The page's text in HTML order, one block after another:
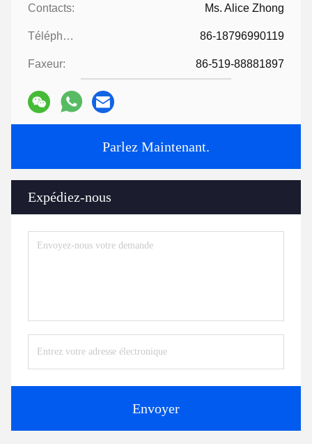
Contacts: Ms. Alice Zhong
Téléphone: 86-18796990119
Faxeur: 86-519-88881897
Parlez Maintenant.
Expédiez-nous
Envoyer